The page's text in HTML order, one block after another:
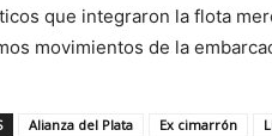
que integraron la flota
movimientos de la
Alianza del Plata Ex cimarrón